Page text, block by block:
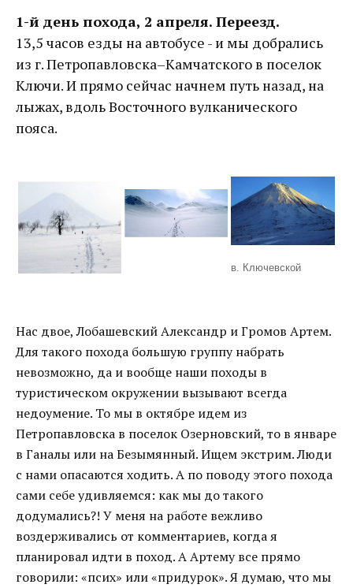
1-й день похода, 2 апреля. Переезд.
13,5 часов езды на автобусе - и мы добрались
из г. Петропавловска–Камчатского в поселок
Ключи. И прямо сейчас начнем путь назад, на
лыжах, вдоль Восточного вулканического
пояса.
в. Ключевской
Нас двое, Лобашевский Александр и Громов Артем.
Для такого похода большую группу набрать
невозможно, да и вообще наши походы в
туристическом окружении вызывают всегда
недоумение. То мы в октябре идем из
Петропавловска в поселок Озерновский, то в январе
в Ганалы или на Безымянный. Ищем экстрим. Люди
с нами опасаются ходить. А по поводу этого похода
сами себе удивляемся: как мы до такого
додумались?! У меня на работе вежливо
воздерживались от комментариев, когда я
планировал идти в поход. А Артему все прямо
говорили: «псих» или «придурок». Я думаю, что мы